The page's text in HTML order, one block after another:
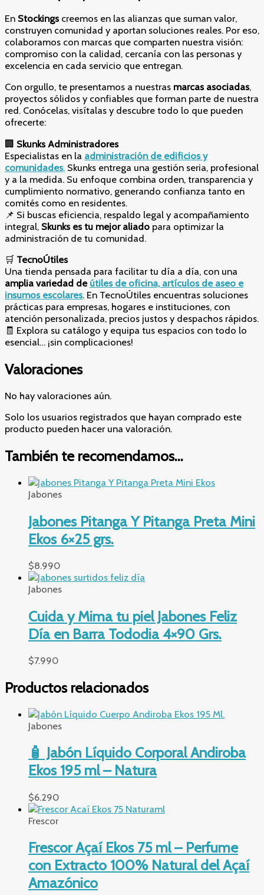
En Stockingscreemos en las alianzas que suman valor,
construyen comunidad y aportan soluciones reales. Por eso,
colaboramos con marcas que comparten nuestra visión:
compromiso con la calidad, cercanía con las personas y
excelencia en cada servicio que entregan.
Con orgullo, te presentamos a nuestras marcas asociadas,
proyectos sólidos y confiables que forman parte de nuestra
red. Conócelas, visítalas y descubre todo lo que pueden
ofrecerte:
🏢 Skunks Administradores
Especialistas en la administración de edificios y
comunidades, Skunks entrega una gestión seria, profesional
y a la medida. Su enfoque combina orden, transparencia y
cumplimiento normativo, generando confianza tanto en
comités como en residentes.
📌 Si buscas eficiencia, respaldo legal y acompañamiento
integral, Skunks es tu mejor aliado para optimizar la
administración de tu comunidad.
🛒 TecnoÚtiles
Una tienda pensada para facilitar tu día a día, con una
amplia variedad de útiles de oficina, artículos de aseo e
insumos escolares. En TecnoÚtiles encuentras soluciones
prácticas para empresas, hogares e instituciones, con
atención personalizada, precios justos y despachos rápidos.
🧾 Explora su catálogo y equipa tus espacios con todo lo
esencial… ¡sin complicaciones!
Valoraciones
No hay valoraciones aún.
Solo los usuarios registrados que hayan comprado este
producto pueden hacer una valoración.
También te recomendamos…
Jabones
Jabones Pitanga Y Pitanga Preta Mini
Ekos 6×25 grs.
$8.990
Jabones
Cuida y Mima tu piel Jabones Feliz
Día en Barra Tododia 4×90 Grs.
$7.990
Productos relacionados
Jabones
🧴 Jabón Líquido Corporal Andiroba
Ekos 195 ml – Natura
$6.290
Frescor
Frescor Açaí Ekos 75 ml – Perfume
con Extracto 100% Natural del Açaí
Amazónico